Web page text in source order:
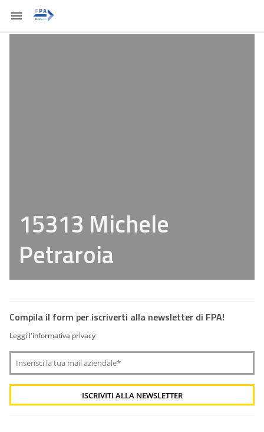
15313 Michele
Petraroia
Compila il form per iscriverti alla newsletter di FPA!
Leggi l'informativa privacy